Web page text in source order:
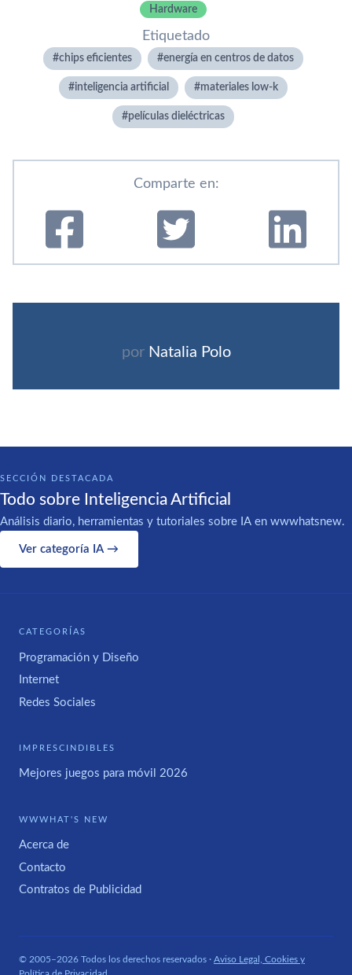
Hardware
Etiquetado
chips eficientes energía en centros de datos
inteligencia artificial materiales low-k
películas dieléctricas
Comparte en:
por Natalia Polo
SECCIÓN DESTACADA
Todo sobre Inteligencia Artificial
Análisis diario, herramientas y tutoriales sobre IA en wwwhatsnew.
Ver categoría IA →
CATEGORÍAS
Programación y Diseño
Internet
Redes Sociales
IMPRESCINDIBLES
Mejores juegos para móvil 2026
WWWHAT'S NEW
Acerca de
Contacto
Contratos de Publicidad
© 2005–2026 Todos los derechos reservados · Aviso Legal, Cookies y